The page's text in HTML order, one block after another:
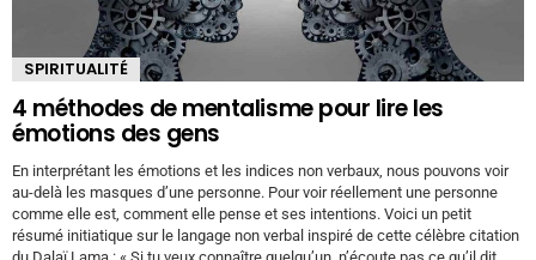
SPIRITUALITÉ
4 méthodes de mentalisme pour lire les
émotions des gens
En interprétant les émotions et les indices non verbaux, nous pouvons voir
au-delà les masques d’une personne. Pour voir réellement une personne
comme elle est, comment elle pense et ses intentions. Voici un petit
résumé initiatique sur le langage non verbal inspiré de cette célèbre citation